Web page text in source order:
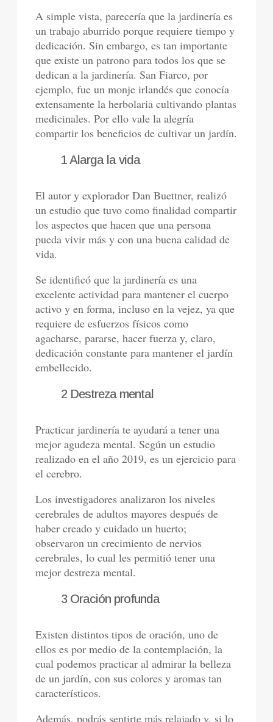
A simple vista, parecería que la jardinería es
un trabajo aburrido porque requiere tiempo y
dedicación. Sin embargo, es tan importante
que existe un patrono para todos los que se
dedican a la jardinería. San Fiarco, por
ejemplo, fue un monje irlandés que conocía
extensamente la herbolaria cultivando plantas
medicinales. Por ello vale la alegría
compartir los beneficios de cultivar un jardín.
1 Alarga la vida
El autor y explorador Dan Buettner, realizó
un estudio que tuvo como finalidad compartir
los aspectos que hacen que una persona
pueda vivir más y con una buena calidad de
vida.
Se identificó que la jardinería es una
excelente actividad para mantener el cuerpo
activo y en forma, incluso en la vejez, ya que
requiere de esfuerzos físicos como
agacharse, pararse, hacer fuerza y, claro,
dedicación constante para mantener el jardín
embellecido.
2 Destreza mental
Practicar jardinería te ayudará a tener una
mejor agudeza mental. Según un estudio
realizado en el año 2019, es un ejercicio para
el cerebro.
Los investigadores analizaron los niveles
cerebrales de adultos mayores después de
haber creado y cuidado un huerto;
observaron un crecimiento de nervios
cerebrales, lo cual les permitió tener una
mejor destreza mental.
3 Oración profunda
Existen distintos tipos de oración, uno de
ellos es por medio de la contemplación, la
cual podemos practicar al admirar la belleza
de un jardín, con sus colores y aromas tan
característicos.
Además, podrás sentirte más relajado y, si lo